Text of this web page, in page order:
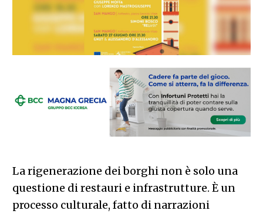
La rigenerazione dei borghi non è solo una
questione di restauri e infrastrutture. È un
processo culturale, fatto di narrazioni